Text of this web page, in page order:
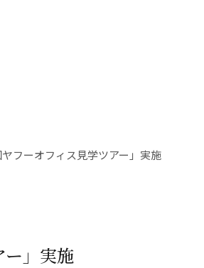
ヤフーオフィス見学ツアー」実施
ー」実施